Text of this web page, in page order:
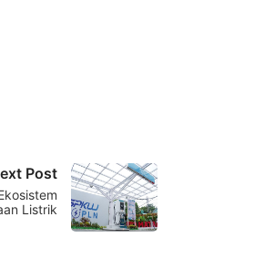
Post
Listrik